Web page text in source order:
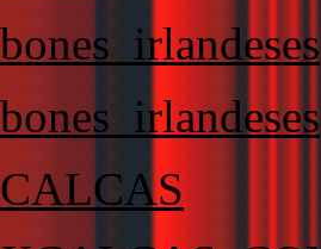
bones_irlandeses
bones_irlandeses
CALCAS